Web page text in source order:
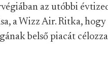
az utóbbi
a Wizz Air. Ritka,
belső piacát